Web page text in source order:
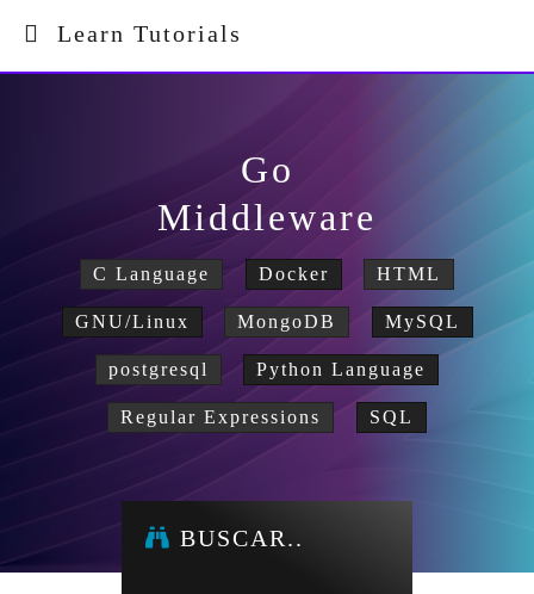
Learn Tutorials
Go
Middleware
C Language Docker HTML
GNU/Linux MongoDB MySQL
postgresql Python Language
Regular Expressions SQL
BUSCAR..